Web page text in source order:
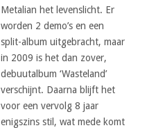
Metalian het levenslicht. Er
worden 2 demo’s en een
split-album uitgebracht, maar
in 2009 is het dan zover,
debuutalbum ‘Wasteland’
verschijnt. Daarna blijft het
voor een vervolg 8 jaar
enigszins stil, wat mede komt